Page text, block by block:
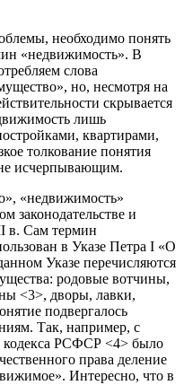
необходимо понять
«недвижимость». В
слова
но, несмотря на
скрывается
лишь
квартирами,
толкование понятия
не исчерпывающим.
«недвижимость»
законодательстве и
в. Сам термин
в Указе Петра I «О
Указе перечисляются
родовые вотчины,
<3>, дворы, лавки,
подвергалось
Так, например, с
кодекса РСФСР <4> было
права деление
Интересно, что в